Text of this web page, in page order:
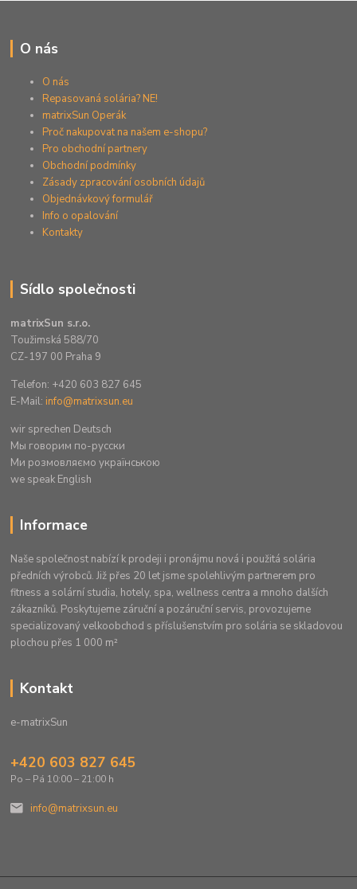
O nás
O nás
Repasovaná solária? NE!
matrixSun Operák
Proč nakupovat na našem e-shopu?
Pro obchodní partnery
Obchodní podmínky
Zásady zpracování osobních údajů
Objednávkový formulář
Info o opalování
Kontakty
Sídlo společnosti
matrixSun s.r.o.
Toužimská 588/70
CZ-197 00 Praha 9
Telefon: +420 603 827 645
E-Mail: info@matrixsun.eu
wir sprechen Deutsch
Mы говорим по-русски
Ми розмовляємо українською
we speak English
Informace
Naše společnost nabízí k prodeji i pronájmu nová i použitá solária
předních výrobců. Již přes 20 let jsme spolehlivým partnerem pro
fitness a solární studia, hotely, spa, wellness centra a mnoho dalších
zákazníků. Poskytujeme záruční a pozáruční servis, provozujeme
specializovaný velkoobchod s příslušenstvím pro solária se skladovou
plochou přes 1 000 m²
Kontakt
e-matrixSun
+420 603 827 645
Po – Pá 10:00 – 21:00 h
info@matrixsun.eu